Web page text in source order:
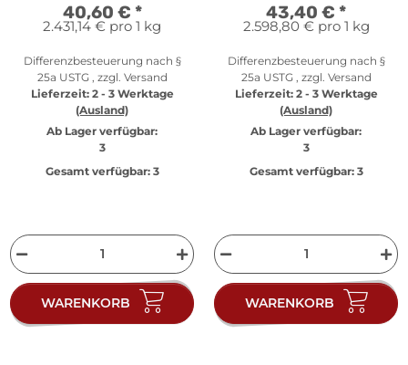
40,60 € *
2.431,14 € pro 1 kg
Differenzbesteuerung nach §
25a USTG , zzgl. Versand
Lieferzeit: 2 - 3 Werktage
(Ausland)
Ab Lager verfügbar:
3
Gesamt verfügbar:3
WARENKORB
43,40 € *
2.598,80 € pro 1 kg
Differenzbesteuerung nach §
25a USTG , zzgl. Versand
Lieferzeit: 2 - 3 Werktage
(Ausland)
Ab Lager verfügbar:
3
Gesamt verfügbar:3
WARENKORB